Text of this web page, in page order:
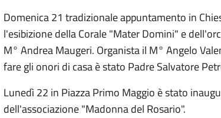
Domenica 21 tradizionale appuntamento in
l'esibizione della Corale "Mater Domini" e
M° Andrea Maugeri. Organista il M° Angelo
fare gli onori di casa è stato Padre Salvatore
Lunedì 22 in Piazza Primo Maggio è stato
dell'associazione "Madonna del Rosario".